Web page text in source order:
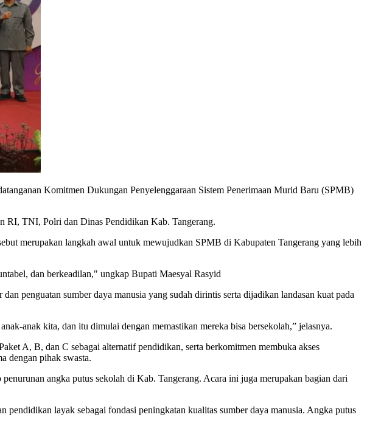
Komitmen Dukungan Penyelenggaraan Sistem Penerimaan Murid Baru (SPMB)
RI, TNI, Polri dan Dinas Pendidikan Kab. Tangerang.
merupakan langkah awal untuk mewujudkan SPMB di Kabupaten Tangerang yang lebih
dan berkeadilan," ungkap Bupati Maesyal Rasyid
penguatan sumber daya manusia yang sudah dirintis serta dijadikan landasan kuat pada
anak kita, dan itu dimulai dengan memastikan mereka bisa bersekolah,” jelasnya.
A, B, dan C sebagai alternatif pendidikan, serta berkomitmen membuka akses
dengan pihak swasta.
angka putus sekolah di Kab. Tangerang. Acara ini juga merupakan bagian dari
layak sebagai fondasi peningkatan kualitas sumber daya manusia. Angka putus